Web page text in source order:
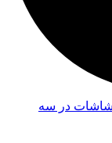
در سه